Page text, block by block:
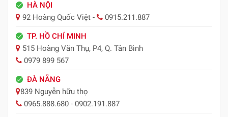
HÀ NỘI
92 Hoàng Quốc Việt -
0915.211.887
TP. HỒ CHÍ MINH
515 Hoàng Văn Thụ, P4, Q. Tân Bình
0979 899 567
ĐÀ NẴNG
839 Nguyễn hữu thọ
0965.888.680 - 0902.191.887